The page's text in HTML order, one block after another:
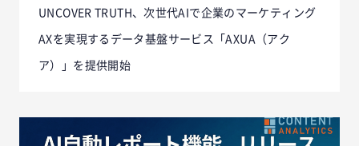
UNCOVER TRUTH、次世代AIで企業のマーケティング
AXを実現するデータ基盤サービス「AXUA（アク
ア）」を提供開始